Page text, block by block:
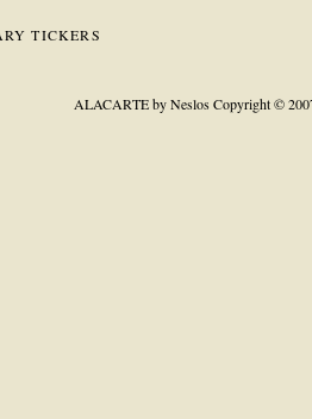
ALACARTE by NeslosCopyright ©